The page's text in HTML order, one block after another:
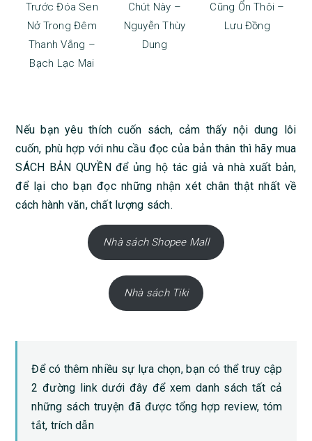
Trước Đóa Sen
Nở Trong Đêm
Thanh Vắng –
Bạch Lạc Mai
Chút Này –
Nguyễn Thùy
Dung
Cũng Ổn Thôi –
Lưu Đồng
Nếu bạn yêu thích cuốn sách, cảm thấy nội dung lôi
cuốn, phù hợp với nhu cầu đọc của bản thân thì hãy mua
SÁCH BẢN QUYỀN để ủng hộ tác giả và nhà xuất bản,
để lại cho bạn đọc những nhận xét chân thật nhất về
cách hành văn, chất lượng sách.
Nhà sách Shopee Mall
Nhà sách Tiki
Để có thêm nhiều sự lựa chọn, bạn có thể truy cập
2 đường link dưới đây để xem danh sách tất cả
những sách truyện đã được tổng hợp review, tóm
tắt, trích dẫn